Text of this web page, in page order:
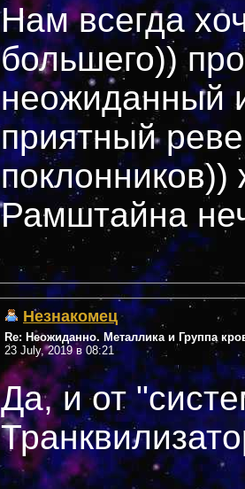
Нам всегда
большего))
неожиданный
приятный
поклонников))
Рамштайна
Незнакомец
Re: Неожиданно. Металлика и Группа
23 July, 2019 в 08:21
Да, и от